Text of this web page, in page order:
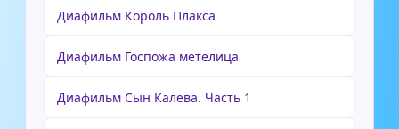
Диафильм Король Плакса
Диафильм Госпожа метелица
Диафильм Сын Калева. Часть 1